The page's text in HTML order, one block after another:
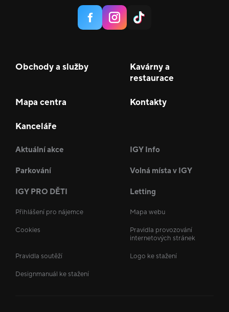
Obchody a služby
Kavárny a
restaurace
Mapa centra Kontakty
Kanceláře
Aktuální akce IGY Info
Parkování Volná místa v IGY
IGY PRO DĚTI Letting
Přihlášení pro nájemce Mapa webu
Cookies
Pravidla provozování
internetových stránek
Pravidla soutěží Logo ke stažení
Designmanuál ke stažení